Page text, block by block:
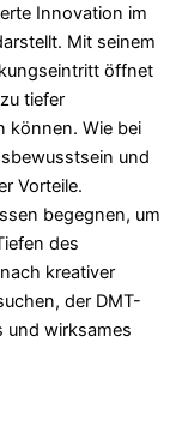
Innovation im
Mit seinem
öffnet
tiefer
können. Wie bei
und
Vorteile.
begegnen, um
des
kreativer
der DMT-
und wirksames